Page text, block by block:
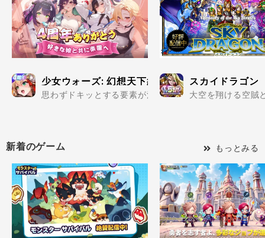
少女ウォーズ: 幻想天下統一戦
思わずドキッとする要素が満載の美少女だらけで楽し
スカイドラゴン
大空を翔ける空賊
新着のゲーム もっとみる